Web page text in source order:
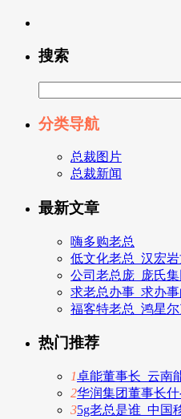
搜索
分类导航
总裁图片
总裁新闻
最新文章
嗨多购老总
低文化老总_汉宏
公司老总庞_庞氏
求老总办事_求办
福客特老总_鸿星
热门推荐
1卓能董事长_云南
2华润集团董事长什
35g老总是谁_中国